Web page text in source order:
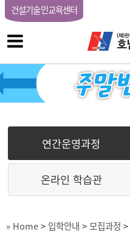
건설기술인교육센터
연간운영과정
온라인 학습관
» Home> 입학안내 >모집과정 >